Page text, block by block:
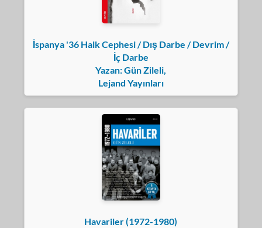
İspanya '36 Halk Cephesi / Dış Darbe / Devrim /
İç Darbe
Yazan: Gün Zileli,
Lejand Yayınları
Havariler (1972-1980)